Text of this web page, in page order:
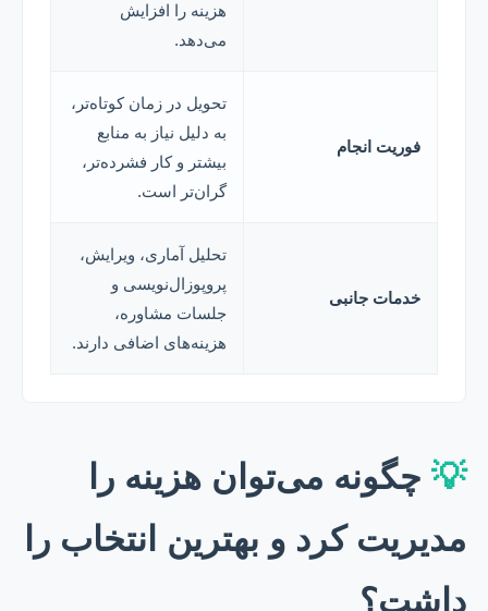
هزینه را افزایش
می‌دهد.
فوریت انجام
تحویل در زمان کوتاه‌تر،
به دلیل نیاز به منابع
بیشتر و کار فشرده‌تر،
گران‌تر است.
خدمات جانبی
تحلیل آماری، ویرایش،
پروپوزال‌نویسی و
جلسات مشاوره،
هزینه‌های اضافی دارند.
💡 چگونه می‌توان هزینه را
مدیریت کرد و بهترین انتخاب را
داشت؟